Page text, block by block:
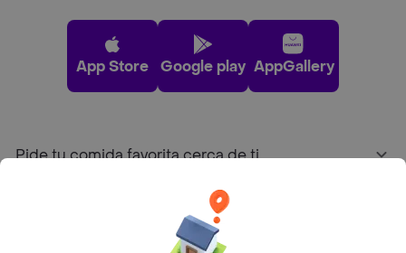
App Store Google play AppGallery
Pide tu comida favorita cerca de ti